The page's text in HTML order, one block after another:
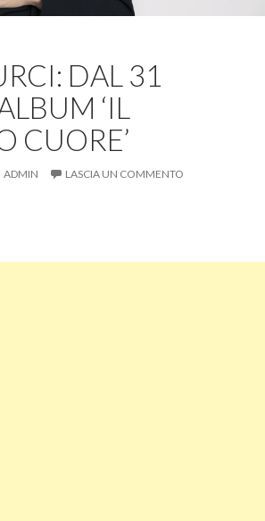
DAL 31
‘IL
CUORE’
ADMIN LASCIA UN COMMENTO